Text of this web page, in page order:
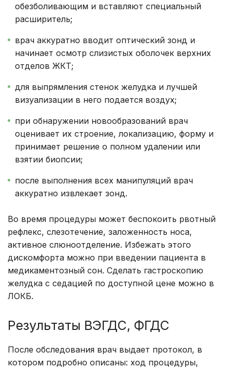
обезболивающим и вставляют специальный
расширитель;
врач аккуратно вводит оптический зонд и
начинает осмотр слизистых оболочек верхних
отделов ЖКТ;
для выпрямления стенок желудка и лучшей
визуализации в него подается воздух;
при обнаружении новообразований врач
оценивает их строение, локализацию, форму и
принимает решение о полном удалении или
взятии биопсии;
после выполнения всех манипуляций врач
аккуратно извлекает зонд.
Во время процедуры может беспокоить рвотный
рефлекс, слезотечение, заложенность носа,
активное слюноотделение. Избежать этого
дискомфорта можно при введении пациента в
медикаментозный сон. Сделать гастроскопию
желудка с седацией по доступной цене можно в
ЛОКБ.
Результаты ВЭГДС, ФГДС
После обследования врач выдает протокол, в
котором подробно описаны: ход процедуры,